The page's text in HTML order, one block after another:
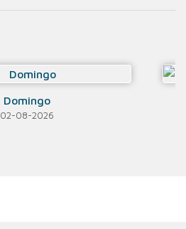
Domingo
02-08-2026